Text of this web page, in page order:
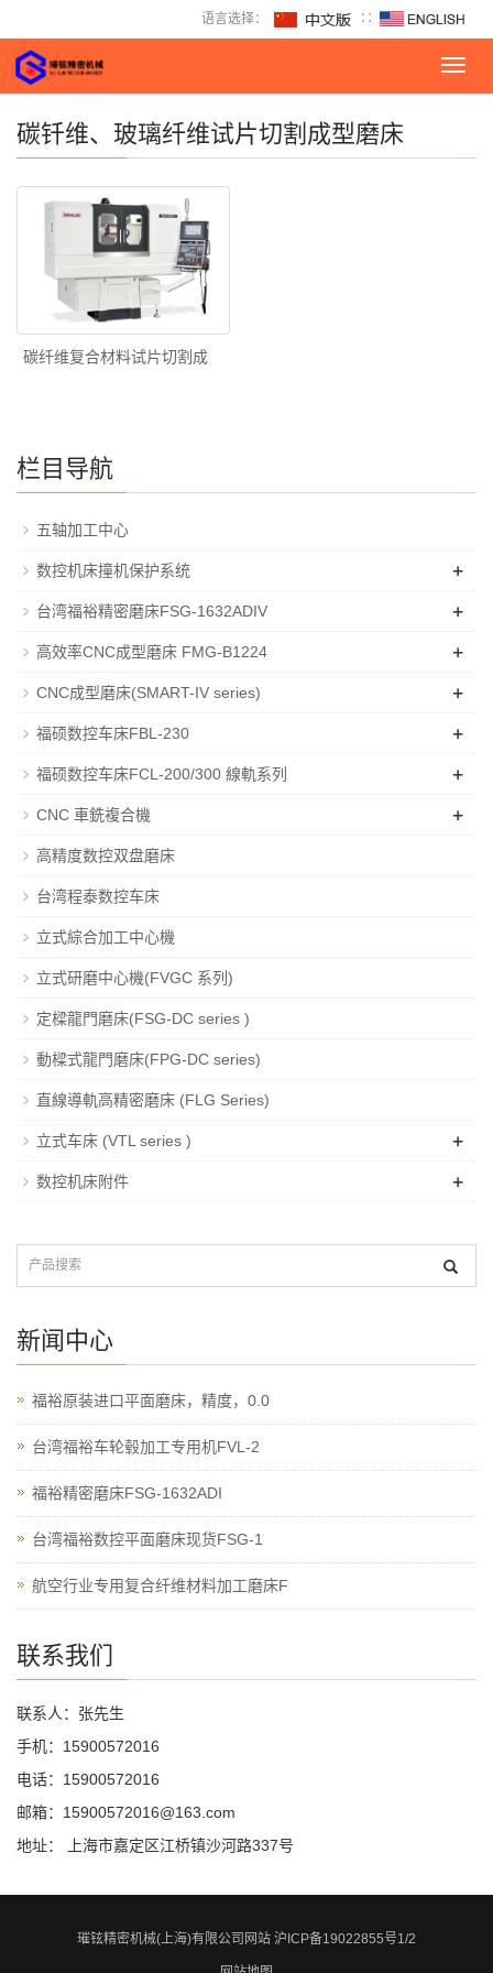
语言选择： ∷
碳钎维、玻璃纤维试片切割成型磨床
碳纤维复合材料试片切割成
栏目导航
五轴加工中心
数控机床撞机保护系统 +
台湾福裕精密磨床FSG-1632ADIV +
高效率CNC成型磨床 FMG-B1224 +
CNC成型磨床(SMART-IV series) +
福硕数控车床FBL-230 +
福硕数控车床FCL-200/300 線軌系列 +
CNC 車銑複合機 +
高精度数控双盘磨床
台湾程泰数控车床
立式綜合加工中心機
立式研磨中心機(FVGC 系列)
定樑龍門磨床(FSG-DC series )
動樑式龍門磨床(FPG-DC series)
直線導軌高精密磨床 (FLG Series)
立式车床 (VTL series ) +
数控机床附件 +
新闻中心
福裕原装进口平面磨床，精度，0.0
台湾福裕车轮毂加工专用机FVL-2
福裕精密磨床FSG-1632ADI
台湾福裕数控平面磨床现货FSG-1
航空行业专用复合纤维材料加工磨床F
联系我们
联系人：张先生
手机：15900572016
电话：15900572016
邮箱：15900572016@163.com
地址： 上海市嘉定区江桥镇沙河路337号
璀铉精密机械(上海)有限公司网站 沪ICP备19022855号1/2